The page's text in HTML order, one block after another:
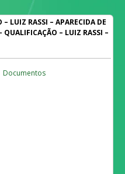
LUIZ RASSI – APARECIDA DE
– LUIZ RASSI –
Documentos